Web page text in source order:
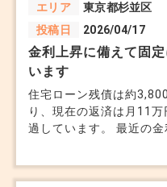
の」です。
なので、それが出てき
必要はありません。
ただ、仕組みを理解し
見て真似てやってきま
を見ていると不安にな
けますと幸いです。
エリア
東京都杉並区
投稿日
2026/04/17
金利上昇に備えて固
います
住宅ローン残債は約
り、現在の返済は月11
過しています。 最近の
したが、金利は今より高